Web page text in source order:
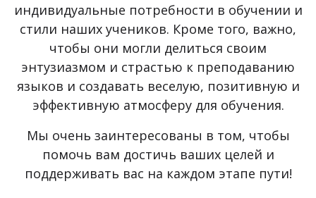
индивидуальные потребности в обучении и
стили наших учеников. Кроме того, важно,
чтобы они могли делиться своим
энтузиазмом и страстью к преподаванию
языков и создавать веселую, позитивную и
эффективную атмосферу для обучения.
Мы очень заинтересованы в том, чтобы
помочь вам достичь ваших целей и
поддерживать вас на каждом этапе пути!